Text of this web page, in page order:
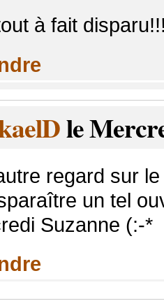
à fait
le
regard sur
un tel
Suzanne (:-*